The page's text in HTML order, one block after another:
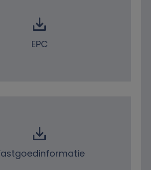
EPC